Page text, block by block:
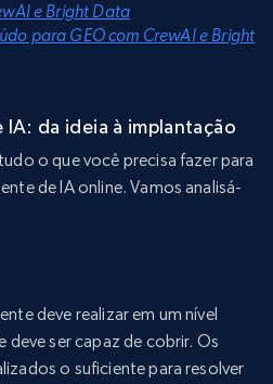
e Bright Data
para GEO com CrewAI e Bright
da ideia à implantação
o que você precisa fazer para
de IA online. Vamos analisá-
deve realizar em um nível
deve ser capaz de cobrir. Os
o suficiente para resolver